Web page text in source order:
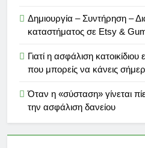
Δημιουργία – Συντήρηση –
καταστήματος σε Etsy &
Γιατί η ασφάλιση
που μπορείς να κάνεις
Όταν η «σύσταση» γίνεται
την ασφάλιση δανείου